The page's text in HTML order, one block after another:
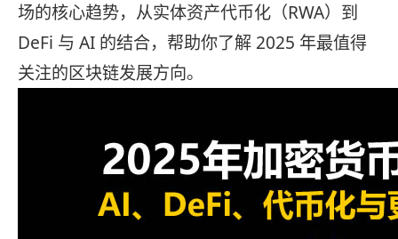
场的核心趋势，从实体资产代币化（RWA）到
DeFi 与 AI 的结合，帮助你了解 2025 年最值得
关注的区块链发展方向。